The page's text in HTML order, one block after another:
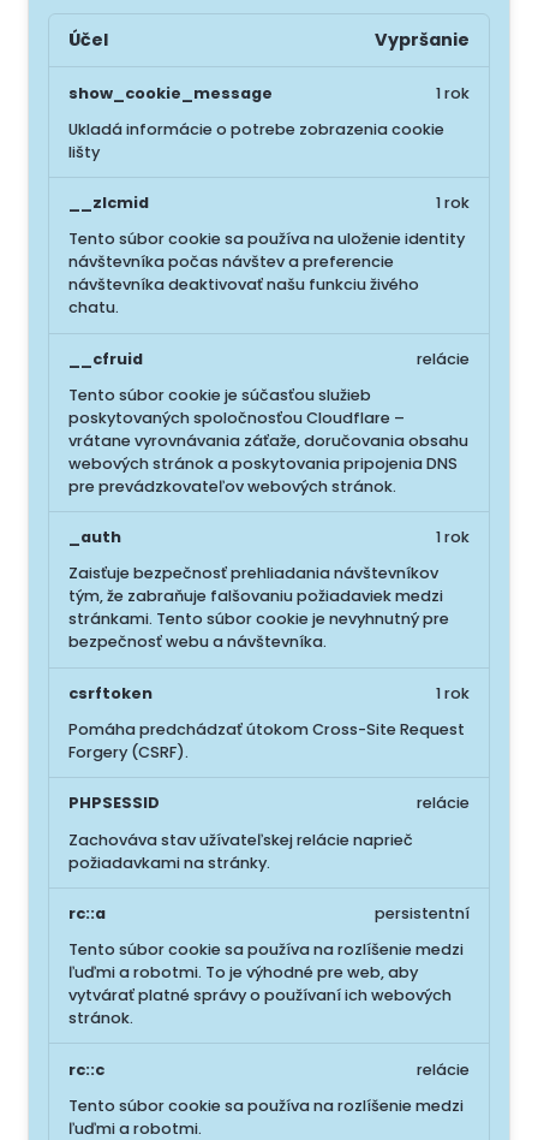
Účel Vypršanie
show_cookie_message
Ukladá informácie o potrebe zobrazenia cookie
lišty
1 rok
__zlcmid
Tento súbor cookie sa používa na uloženie identity
návštevníka počas návštev a preferencie
návštevníka deaktivovať našu funkciu živého
chatu.
1 rok
__cfruid
Tento súbor cookie je súčasťou služieb
poskytovaných spoločnosťou Cloudflare –
vrátane vyrovnávania záťaže, doručovania obsahu
webových stránok a poskytovania pripojenia DNS
pre prevádzkovateľov webových stránok.
relácie
_auth
Zaisťuje bezpečnosť prehliadania návštevníkov
tým, že zabraňuje falšovaniu požiadaviek medzi
stránkami. Tento súbor cookie je nevyhnutný pre
bezpečnosť webu a návštevníka.
1 rok
csrftoken
Pomáha predchádzať útokom Cross-Site Request
Forgery (CSRF).
1 rok
PHPSESSID
Zachováva stav užívateľskej relácie naprieč
požiadavkami na stránky.
relácie
rc::a
Tento súbor cookie sa používa na rozlíšenie medzi
ľuďmi a robotmi. To je výhodné pre web, aby
vytvárať platné správy o používaní ich webových
stránok.
persistentní
rc::c
Tento súbor cookie sa používa na rozlíšenie medzi
ľuďmi a robotmi.
relácie